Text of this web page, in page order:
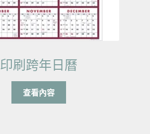
印刷跨年日曆
查看內容